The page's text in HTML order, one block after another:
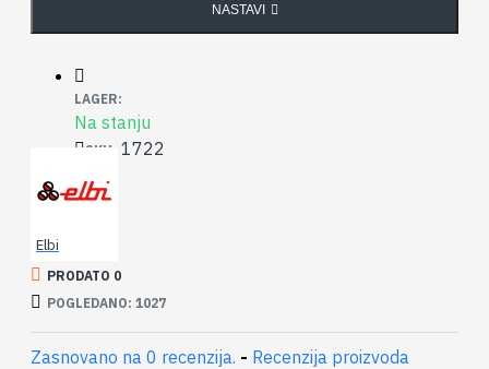
NASTAVI
LAGER:
Na stanju
SKU: 1722
Elbi
PRODATO 0
POGLEDANO: 1027
Zasnovano na 0 recenzija. - Recenzija proizvoda